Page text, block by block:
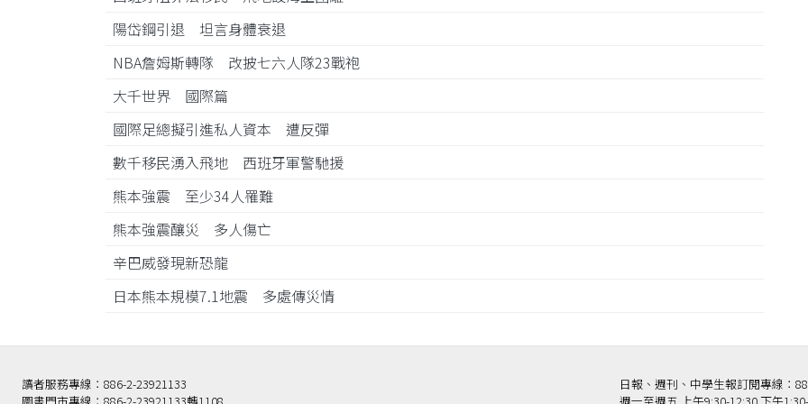
陽岱鋼引退 坦言身體衰退
NBA詹姆斯轉隊 改披七六人隊23戰袍
大千世界 國際篇
國際足總擬引進私人資本 遭反彈
數千移民湧入飛地 西班牙軍警馳援
熊本強震 至少34人罹難
熊本強震釀災 多人傷亡
辛巴威發現新恐龍
日本熊本規模7.1地震 多處傳災情
讀者服務專線：886-2-23921133
日報、週刊、中學生報訂閱專線：